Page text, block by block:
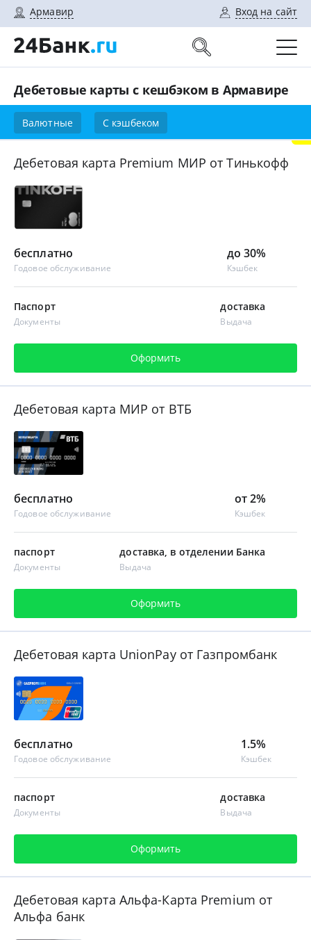
Армавир Вход на сайт
Дебетовые карты с кешбэком в Армавире
Валютные С кэшбеком
Дебетовая карта Premium МИР от Тинькофф
бесплатно
Годовое обслуживание
до 30%
Кэшбек
Паспорт
Документы
доставка
Выдача
Оформить
Дебетовая карта МИР от ВТБ
бесплатно
Годовое обслуживание
от 2%
Кэшбек
паспорт
Документы
доставка, в отделении Банка
Выдача
Оформить
Дебетовая карта UnionPay от Газпромбанк
бесплатно
Годовое обслуживание
1.5%
Кэшбек
паспорт
Документы
доставка
Выдача
Оформить
Дебетовая карта Альфа-Карта Premium от
Альфа банк